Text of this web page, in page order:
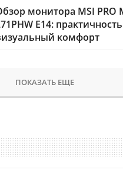
монитора MSI PRO
E14:
комфорт
ПОКАЗАТЬ ЕЩЕ